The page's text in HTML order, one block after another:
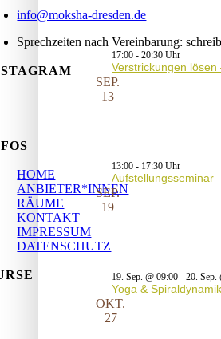
17:00 - 20:30
Verstrickungen
SEP.
13
13:00 - 17:30
Aufstellungsseminar
SEP.
19
19. Sep. @ 09:00 - 20. Sep.
Yoga &
OKT.
27
info@moksha-dresden.de
Sprechzeiten nach Vereinbarung:
HOME
ANBIETER*INNEN
RÄUME
KONTAKT
IMPRESSUM
DATENSCHUTZ